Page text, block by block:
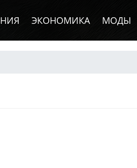
ЭКОНОМИКА МОДЫ